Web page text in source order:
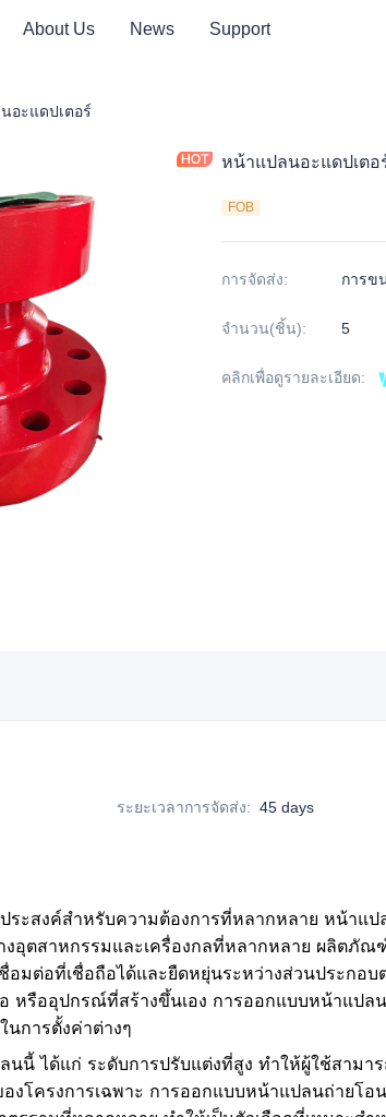
About Us News Support
อะแดปเตอร์
หน้าแปลนอะแดปเตอ
FOB
การจัดส่ง: การข
จำนวน(ชิ้น): 5
คลิกเพื่อดูรายละเอียด:
ระยะเวลาการจัดส่ง: 45 days
ะสงค์สำหรับความต้องการที่หลากหลาย หน้าแป
งอุตสาหกรรมและเครื่องกลที่หลากหลาย ผลิตภั
อมต่อที่เชื่อถือได้และยืดหยุ่นระหว่างส่วนประกอ
อ หรืออุปกรณ์ที่สร้างขึ้นเอง การออกแบบหน้าแป
นการตั้งค่าต่างๆ
นี้ ได้แก่ ระดับการปรับแต่งที่สูง ทำให้ผู้ใช้สามา
งโครงการเฉพาะ การออกแบบหน้าแปลนถ่ายโ